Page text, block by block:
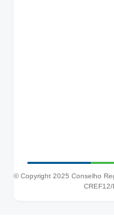
© Copyright 2025 Conselho
CREF12/